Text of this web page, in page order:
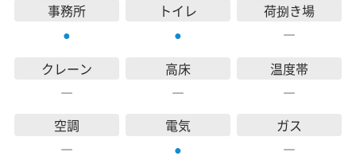
事務所
●
トイレ
●
荷捌き場
―
クレーン
―
高床
―
温度帯
―
空調
―
電気
●
ガス
―